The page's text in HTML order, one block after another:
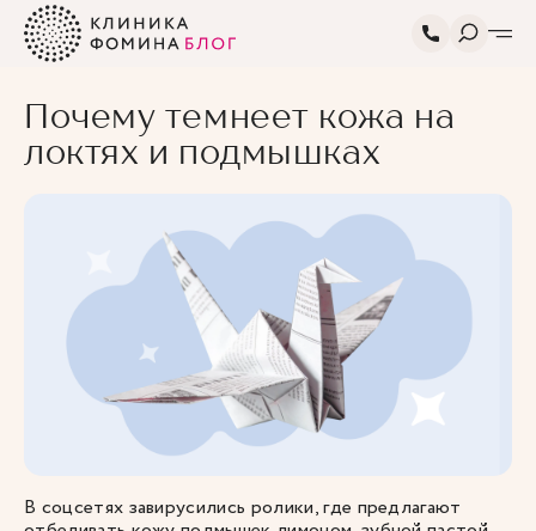
Главная Блог СМИ о клинике
Фомина
Почему темнеет кожа на локтях
Почему темнеет кожа на
локтях и подмышках
В соцсетях завирусились ролики, где предлагают